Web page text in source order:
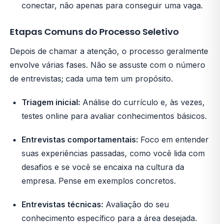
conectar, não apenas para conseguir uma vaga.
Etapas Comuns do Processo Seletivo
Depois de chamar a atenção, o processo geralmente
envolve várias fases. Não se assuste com o número
de entrevistas; cada uma tem um propósito.
Triagem inicial: Análise do currículo e, às vezes,
testes online para avaliar conhecimentos básicos.
Entrevistas comportamentais: Foco em entender
suas experiências passadas, como você lida com
desafios e se você se encaixa na cultura da
empresa. Pense em exemplos concretos.
Entrevistas técnicas: Avaliação do seu
conhecimento específico para a área desejada.